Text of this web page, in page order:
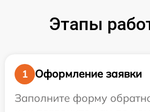
Этапы
1
Оформление заявки
Заполните форму